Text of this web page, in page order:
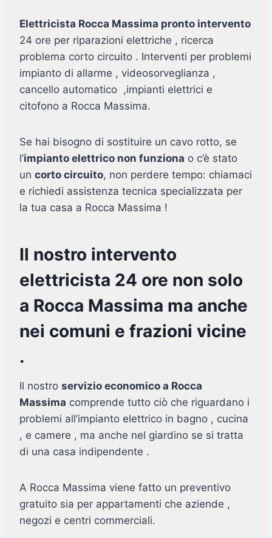
Elettricista Rocca Massima pronto intervento
24 ore per riparazioni elettriche , ricerca
problema corto circuito . Interventi per problemi
impianto di allarme , videosorveglianza ,
cancello automatico ,impianti elettrici e
citofono a Rocca Massima.
Se hai bisogno di sostituire un cavo rotto, se
l’impianto elettrico non funziona o c’è stato
un corto circuito, non perdere tempo: chiamaci
e richiedi assistenza tecnica specializzata per
la tua casa a Rocca Massima !
Il nostro intervento
elettricista 24 ore non solo
a Rocca Massima ma anche
nei comuni e frazioni vicine
.
Il nostro servizio economico a Rocca
Massima comprende tutto ciò che riguardano i
problemi all’impianto elettrico in bagno , cucina
, e camere , ma anche nel giardino se si tratta
di una casa indipendente .
A Rocca Massima viene fatto un preventivo
gratuito sia per appartamenti che aziende ,
negozi e centri commerciali.